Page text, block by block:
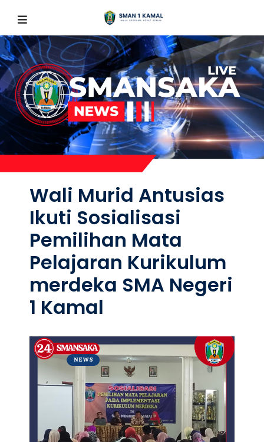
Wali Murid Antusias
Ikuti Sosialisasi
Pemilihan Mata
Pelajaran Kurikulum
merdeka SMA Negeri
1 Kamal